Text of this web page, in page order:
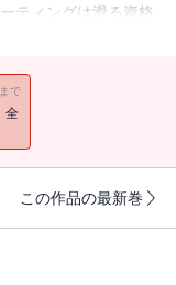
ティングは滑る資格
戻したいのりだった
、周囲を心配させる
ナル）に照準を合わ
で
全
この作品の最新巻